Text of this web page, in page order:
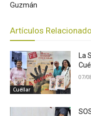
Guzmán
Artículos
Cuéllar
La
07/